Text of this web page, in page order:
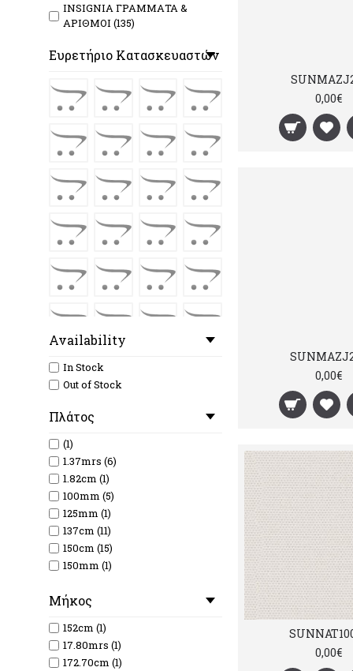
INSIGNIA ΓΡΑΜΜΑΤΑ &
ΑΡΙΘΜΟΙ (135)
Ευρετήριο Κατασκευαστών
Availability
In Stock
Out of Stock
Πλάτος
(1)
1.37mrs (6)
1.82cm (1)
100mm (5)
125mm (1)
137cm (11)
150cm (15)
150mm (1)
153cm (1)
15mm (5)
160cm (1)
Mήκος
152cm (1)
17.80mrs (1)
172.70cm (1)
0,00€
0,00€
0,00€